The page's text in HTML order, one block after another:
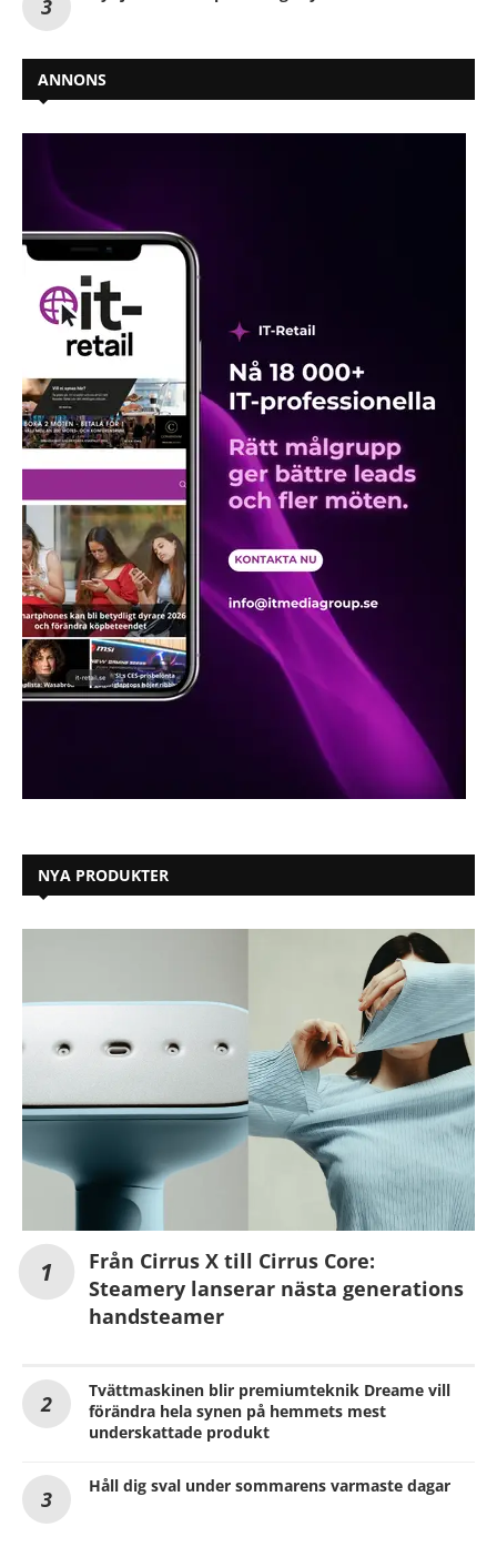
ANNONS
NYA PRODUKTER
Från Cirrus X till Cirrus Core:
Steamery lanserar nästa generations
handsteamer
Tvättmaskinen blir premiumteknik Dreame vill
förändra hela synen på hemmets mest
underskattade produkt
Håll dig sval under sommarens varmaste dagar